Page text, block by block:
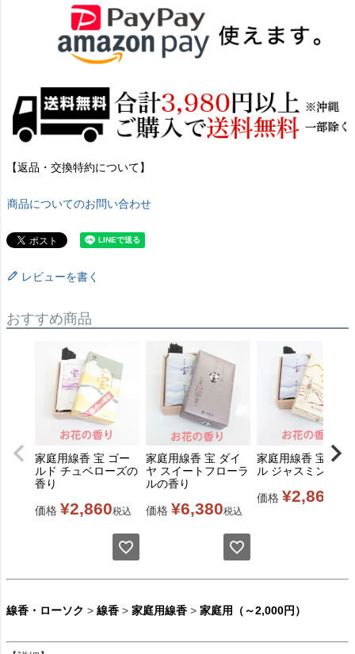
【返品・交換特約について】
商品についてのお問い合わせ
レビューを書く
おすすめ商品
家庭用線香 宝 ゴー
ルド チュベローズの
香り
価格 ¥2,860税込
家庭用線香 宝 ダイ
ヤ スイートフローラ
ルの香り
価格 ¥6,380税込
家庭用線香 宝 パー
ル ジャスミンの香
価格 ¥2,860
線香・ローソク > 線香 > 家庭用線香 > 家庭用（～2,000円）